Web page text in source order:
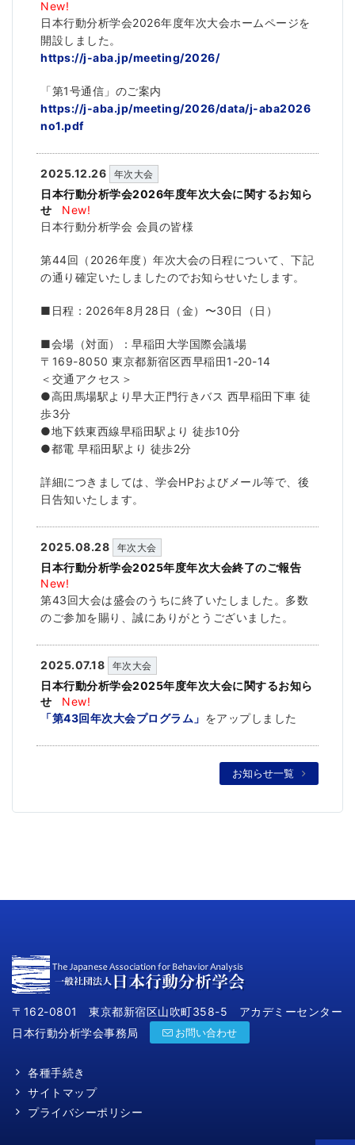
New!
日本行動分析学会2026年度年次大会ホームページを
開設しました。
https://j-aba.jp/meeting/2026/
「第1号通信」のご案内
https://j-aba.jp/meeting/2026/data/j-aba2026
no1.pdf
2025.12.26 年次大会
日本行動分析学会2026年度年次大会に関するお知ら
せ
New!
日本行動分析学会 会員の皆様
第44回（2026年度）年次大会の日程について、下記
の通り確定いたしましたのでお知らせいたします。
■日程：2026年8月28日（金）〜30日（日）
■会場（対面）：早稲田大学国際会議場
〒169-8050 東京都新宿区西早稲田1-20-14
＜交通アクセス＞
●高田馬場駅より早大正門行きバス 西早稲田下車 徒
歩3分
●地下鉄東西線早稲田駅より 徒歩10分
●都電 早稲田駅より 徒歩2分
詳細につきましては、学会HPおよびメール等で、後
日告知いたします。
2025.08.28 年次大会
日本行動分析学会2025年度年次大会終了のご報告
New!
第43回大会は盛会のうちに終了いたしました。多数
のご参加を賜り、誠にありがとうございました。
2025.07.18 年次大会
日本行動分析学会2025年度年次大会に関するお知ら
せ
New!
「第43回年次大会プログラム」 をアップしました
お知らせ一覧
〒162-0801 東京都新宿区山吹町358-5 アカデミーセンター
日本行動分析学会事務局
お問い合わせ
各種手続き
サイトマップ
プライバシーポリシー